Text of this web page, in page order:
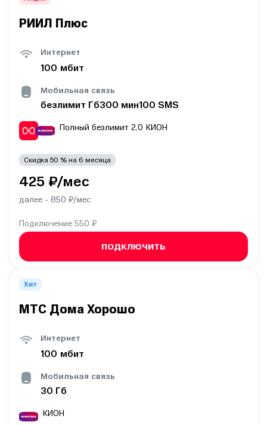
РИИЛ Плюс
Интернет
100 мбит
Мобильная связь
безлимит Гб300 мин100 SMS
Полный безлимит 2.0 КИОН
Скидка 50 % на 6 месяца
425 ₽/мес
далее - 850 ₽/мес
Подключение 550 ₽
ПОДКЛЮЧИТЬ
Хит
МТС Дома Хорошо
Интернет
100 мбит
Мобильная связь
30 Гб
КИОН